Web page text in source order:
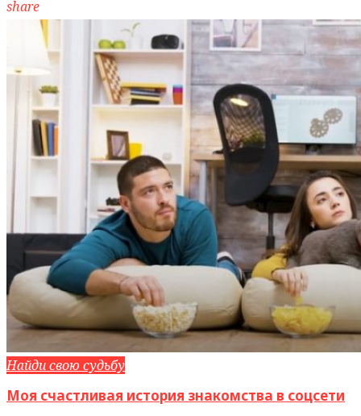
share
Найди свою судьбу
Моя счастливая история знакомства в соцсети